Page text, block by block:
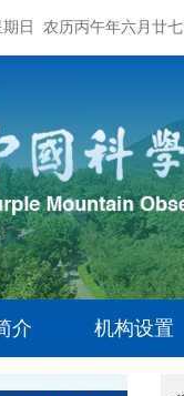
期日 农历丙午年六月廿七
介 机构设置